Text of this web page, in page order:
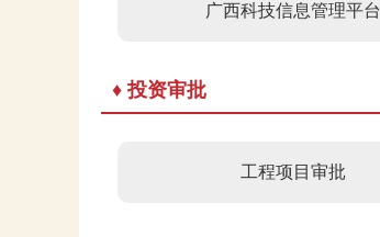
广西科技信息管理平台
♦ 投资审批
工程项目审批